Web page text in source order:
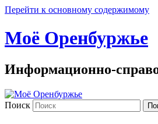
Перейти к основному содержимому
Моё Оренбуржье
Информационно-
Поиск